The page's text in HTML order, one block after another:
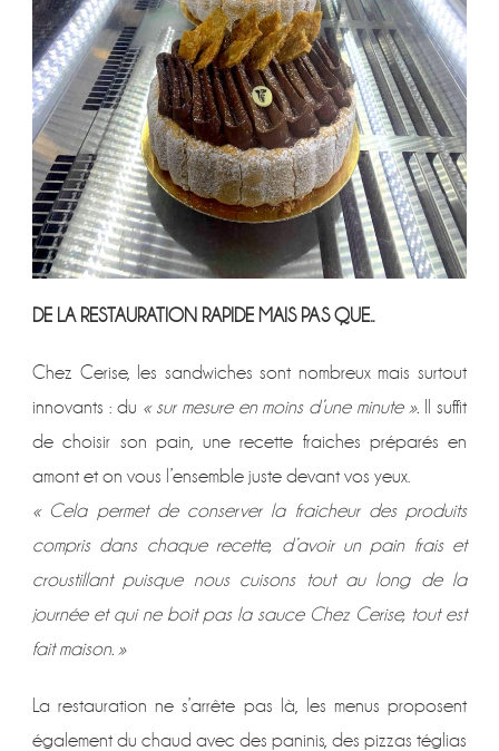
DE LA RESTAURATION RAPIDE MAIS PAS QUE..
Chez Cerise, les sandwiches sont nombreux mais surtout
innovants : du « sur mesure en moins d’une minute ». Il suffit
de choisir son pain, une recette fraiches préparés en
amont et on vous l’ensemble juste devant vos yeux.
« Cela permet de conserver la fraicheur des produits
compris dans chaque recette, d’avoir un pain frais et
croustillant puisque nous cuisons tout au long de la
journée et qui ne boit pas la sauce Chez Cerise, tout est
fait maison. »
La restauration ne s’arrête pas là, les menus proposent
également du chaud avec des paninis, des pizzas téglias